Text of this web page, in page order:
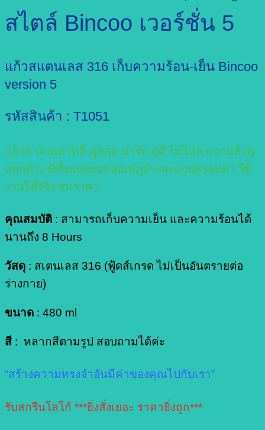
สไตล์ Bincoo เวอร์ชั่น 5
แก้วสแตนเลส 316 เก็บความร้อน-เย็น Bincoo
version 5
รหัสสินค้า : T1051
แก้วกาแฟเกาหลี คูลสุด น่ารัก ดูดี ไม่โหล แจกแล้วดู
แตกต่าง มีทั้งแบบบอกอุณหภูมิ และแบบธรรมดา ใช้
งานได้จริง สมราคา
คุณสมบัติ : สามารถเก็บความเย็น และความร้อนได้
นานถึง 8 Hours
วัสดุ : สเตนเลส 316 (ฟู้ดส์เกรด ไม่เป็นอันตรายต่อ
ร่างกาย)
ขนาด : 480 ml
สี : หลากสีตามรูป สอบถามได้ค่ะ
“สร้างความทรงจำอันมีค่าของคุณไปกับเรา”
รับสกรีนโลโก้ ***ยิ่งสั่งเยอะ ราคายิ่งถูก***